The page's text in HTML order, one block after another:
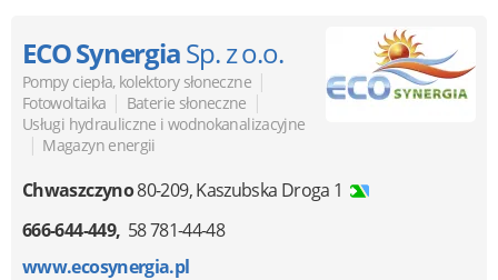
ECO SynergiaSp. z o.o.
Pompy ciepła, kolektory słoneczne |
Fotowoltaika | Baterie słoneczne |
Usługi hydrauliczne i wodnokanalizacyjne
| Magazyn energii
Chwaszczyno80-209,Kaszubska Droga 1
666-644-449 58 781-44-48
www.ecosynergia.pl